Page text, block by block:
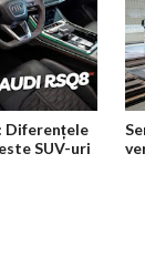
Diferențele
SUV-uri